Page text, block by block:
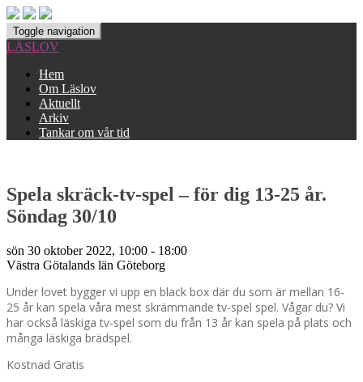
Toggle navigation
LÄSLOV
Hem
Om Läslov
Aktuellt
Arkiv
Tankar om vår tid
Spela skräck-tv-spel – för dig 13-25 år.
Söndag 30/10
sön 30 oktober 2022, 10:00 - 18:00
Västra Götalands län Göteborg
Under lovet bygger vi upp en black box där du som är mellan 16-
25 år kan spela våra mest skrämmande tv-spel spel. Vågar du? Vi
har också läskiga tv-spel som du från 13 år kan spela på plats och
många läskiga brädspel.
Kostnad Gratis